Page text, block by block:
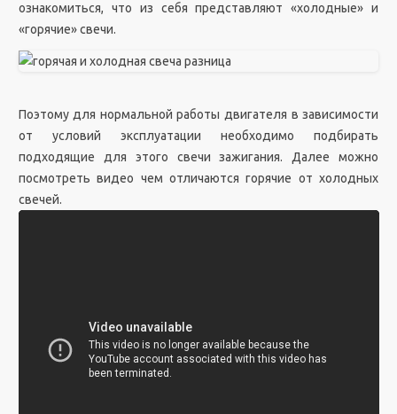
ознакомиться, что из себя представляют «холодные» и
«горячие» свечи.
Поэтому для нормальной работы двигателя в зависимости
от условий эксплуатации необходимо подбирать
подходящие для этого свечи зажигания. Далее можно
посмотреть видео чем отличаются горячие от холодных
свечей.